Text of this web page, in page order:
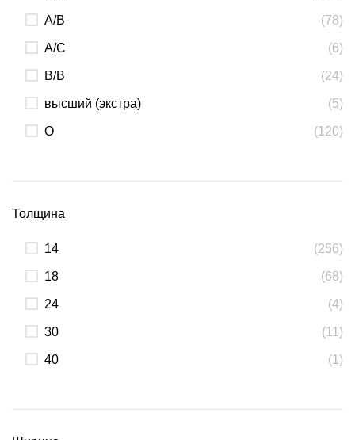
А/В (78)
А/С (6)
В/В (24)
высший (экстра) (5)
О (120)
Толщина
14 (256)
18 (68)
24 (4)
30 (11)
40 (1)